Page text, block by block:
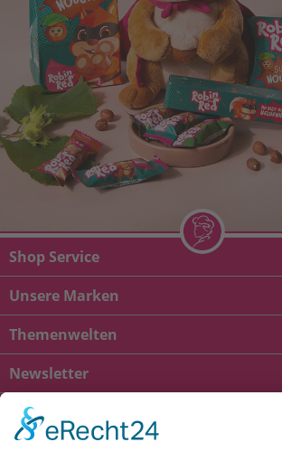
Shop Service
Unsere Marken
Themenwelten
Newsletter
* Alle Preise inkl. gesetzl. Mehrwertsteuer zzgl.
Nachnahmegebühren, wenn nicht anders